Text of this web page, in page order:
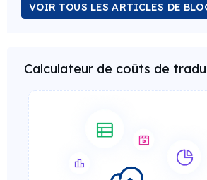
VOIR TOUS LES ARTICLES DE
Calculateur de coûts de